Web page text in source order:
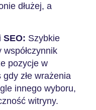
dłużej, a
SEO: Szybkie
współczynnik
pozycje w
złe wrażenia
innego wyboru,
witryny.